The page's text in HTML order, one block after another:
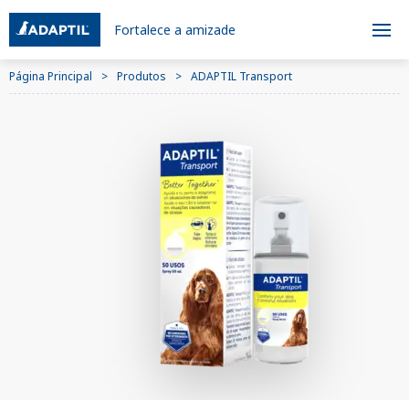
Fortalece a amizade
Página Principal Produtos ADAPTIL Transport